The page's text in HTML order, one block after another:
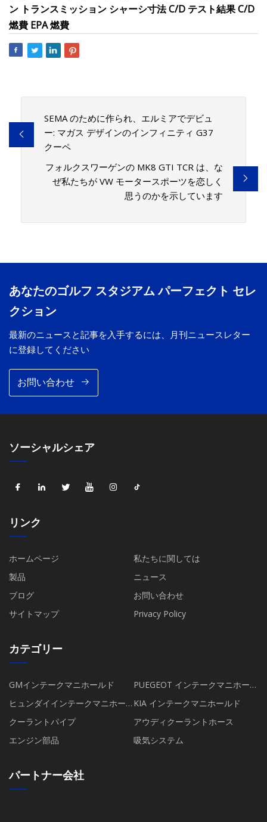
ン トランスミッション シャーシ寸法 C/D テスト結果 C/D
燃費 EPA 燃費
SEMA のために作られ、エルミアでデビュ
ー: マガス デザインのインフィニティ G37
クーペ
フォルクスワーゲンの MK8 GTI TCR は、な
ぜ私たちが VW モータースポーツを恋しく
思うのかを示しています
あなたのゴルフ スタジアム パーフェクト セレ
クション
最新のニュースと記事を入手するには、月刊ニュースレター
に登録してください
お問い合わせ
ソーシャルシェア
リンク
ホームページ
私たちに関しては
製品
ニュース
ブログ
お問い合わせ
サイトマップ
Privacy Policy
カテゴリー
GMインテークマニホールド
PUEGEOT インテークマニホール
ド
ヒュンダイインテークマニホー
ルド
KIA インテークマニホールド
クーラントパイプ
アウディクーラントホース
エンジン部品
吸気システム
パートナー会社